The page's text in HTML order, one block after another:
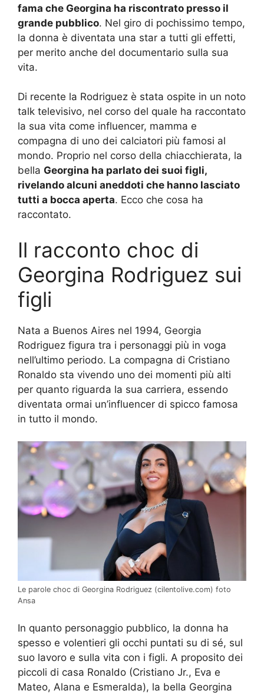
fama che Georgina ha riscontrato presso il
grande pubblico. Nel giro di pochissimo tempo,
la donna è diventata una star a tutti gli effetti,
per merito anche del documentario sulla sua
vita.
Di recente la Rodriguez è stata ospite in un noto
talk televisivo, nel corso del quale ha raccontato
la sua vita come influencer, mamma e
compagna di uno dei calciatori più famosi al
mondo. Proprio nel corso della chiacchierata, la
bella Georgina ha parlato dei suoi figli,
rivelando alcuni aneddoti che hanno lasciato
tutti a bocca aperta. Ecco che cosa ha
raccontato.
Il racconto choc di
Georgina Rodriguez sui
figli
Nata a Buenos Aires nel 1994, Georgia
Rodriguez figura tra i personaggi più in voga
nell’ultimo periodo. La compagna di Cristiano
Ronaldo sta vivendo uno dei momenti più alti
per quanto riguarda la sua carriera, essendo
diventata ormai un’influencer di spicco famosa
in tutto il mondo.
Le parole choc di Georgina Rodriguez (cilentolive.com) foto
Ansa
In quanto personaggio pubblico, la donna ha
spesso e volentieri gli occhi puntati su di sé, sul
suo lavoro e sulla vita con i figli. A proposito dei
piccoli di casa Ronaldo (Cristiano Jr., Eva e
Mateo, Alana e Esmeralda), la bella Georgina